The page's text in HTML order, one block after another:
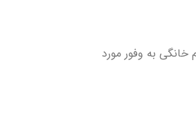
به وفور مورد